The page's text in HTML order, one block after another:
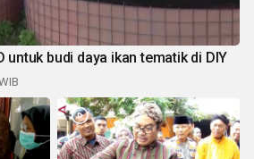
untuk budi daya ikan tematik di DIY